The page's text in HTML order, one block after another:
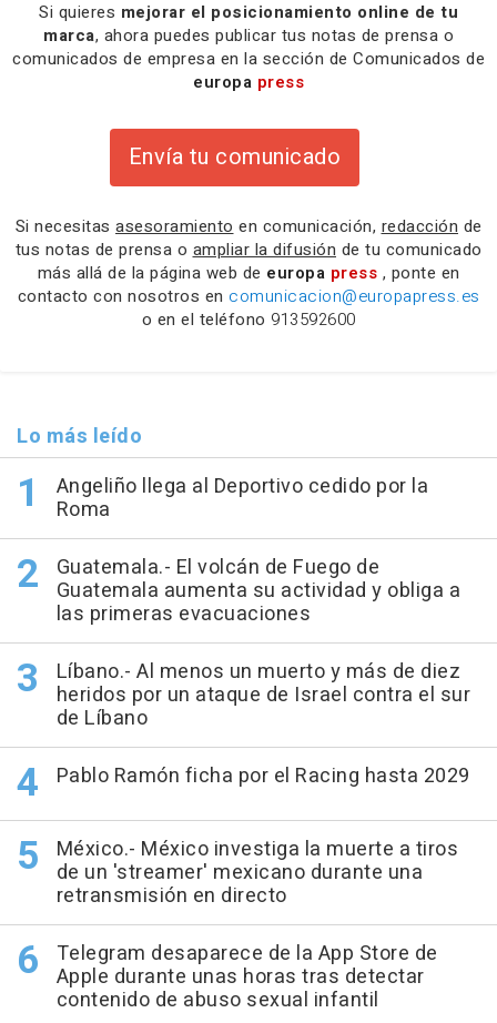
Si quieres mejorar el posicionamiento online de tu
marca, ahora puedes publicar tus notas de prensa o
comunicados de empresa en la sección de Comunicados de
europa press
Envía tu comunicado
Si necesitas asesoramiento en comunicación, redacción de
tus notas de prensa o ampliar la difusión de tu comunicado
más allá de la página web de europa press , ponte en
contacto con nosotros en comunicacion@europapress.es
o en el teléfono 913592600
Lo más leído
Angeliño llega al Deportivo cedido por la
Roma
Guatemala.- El volcán de Fuego de
Guatemala aumenta su actividad y obliga a
las primeras evacuaciones
Líbano.- Al menos un muerto y más de diez
heridos por un ataque de Israel contra el sur
de Líbano
Pablo Ramón ficha por el Racing hasta 2029
México.- México investiga la muerte a tiros
de un 'streamer' mexicano durante una
retransmisión en directo
Telegram desaparece de la App Store de
Apple durante unas horas tras detectar
contenido de abuso sexual infantil